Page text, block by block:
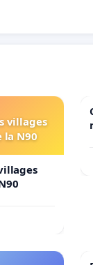
villages
la N90